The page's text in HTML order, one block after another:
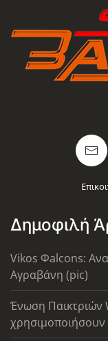
Δημοφιλή
Vikos Φalcons:
Αγραβάνη (pic)
Ένωση Παικτριών
χρησιμοποιήσουν